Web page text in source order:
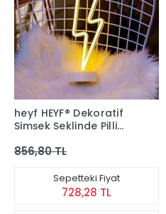
heyf HEYF® Dekoratif
Şimşek Şeklinde Pilli
Masa Lambası
856,80 TL
Sepetteki Fiyat
728,28 TL